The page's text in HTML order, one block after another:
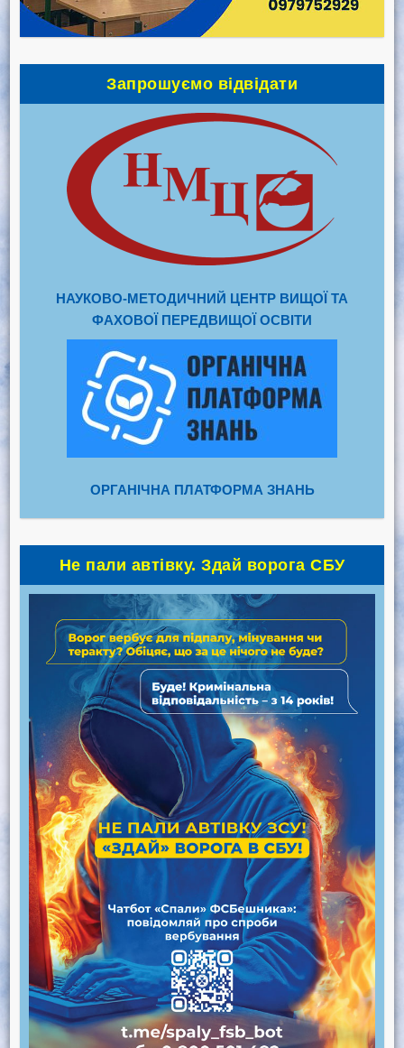
Запрошуємо відвідати
НАУКОВО-МЕТОДИЧНИЙ ЦЕНТР ВИЩОЇ ТА
ФАХОВОЇ ПЕРЕДВИЩОЇ ОСВІТИ
ОРГАНІЧНА ПЛАТФОРМА ЗНАНЬ
Не пали автівку. Здай ворога СБУ